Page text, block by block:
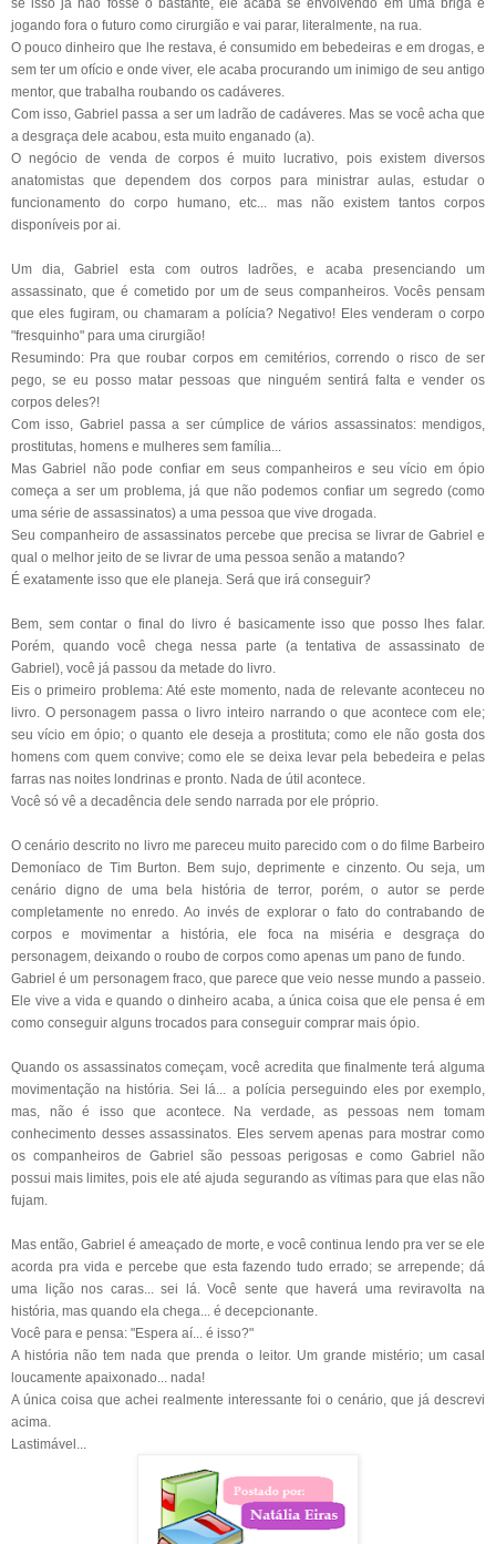
se isso já não fosse o bastante, ele acaba se envolvendo em uma briga e
jogando fora o futuro como cirurgião e vai parar, literalmente, na rua.
O pouco dinheiro que lhe restava, é consumido em bebedeiras e em drogas, e
sem ter um ofício e onde viver, ele acaba procurando um inimigo de seu antigo
mentor, que trabalha roubando os cadáveres.
Com isso, Gabriel passa a ser um ladrão de cadáveres. Mas se você acha que
a desgraça dele acabou, esta muito enganado (a).
O negócio de venda de corpos é muito lucrativo, pois existem diversos
anatomistas que dependem dos corpos para ministrar aulas, estudar o
funcionamento do corpo humano, etc... mas não existem tantos corpos
disponíveis por ai.
Um dia, Gabriel esta com outros ladrões, e acaba presenciando um
assassinato, que é cometido por um de seus companheiros. Vocês pensam
que eles fugiram, ou chamaram a polícia? Negativo! Eles venderam o corpo
"fresquinho" para uma cirurgião!
Resumindo: Pra que roubar corpos em cemitérios, correndo o risco de ser
pego, se eu posso matar pessoas que ninguém sentirá falta e vender os
corpos deles?!
Com isso, Gabriel passa a ser cúmplice de vários assassinatos: mendigos,
prostitutas, homens e mulheres sem família...
Mas Gabriel não pode confiar em seus companheiros e seu vício em ópio
começa a ser um problema, já que não podemos confiar um segredo (como
uma série de assassinatos) a uma pessoa que vive drogada.
Seu companheiro de assassinatos percebe que precisa se livrar de Gabriel e
qual o melhor jeito de se livrar de uma pessoa senão a matando?
É exatamente isso que ele planeja. Será que irá conseguir?
Bem, sem contar o final do livro é basicamente isso que posso lhes falar.
Porém, quando você chega nessa parte (a tentativa de assassinato de
Gabriel), você já passou da metade do livro.
Eis o primeiro problema: Até este momento, nada de relevante aconteceu no
livro. O personagem passa o livro inteiro narrando o que acontece com ele;
seu vício em ópio; o quanto ele deseja a prostituta; como ele não gosta dos
homens com quem convive; como ele se deixa levar pela bebedeira e pelas
farras nas noites londrinas e pronto. Nada de útil acontece.
Você só vê a decadência dele sendo narrada por ele próprio.
O cenário descrito no livro me pareceu muito parecido com o do filme Barbeiro
Demoníaco de Tim Burton. Bem sujo, deprimente e cinzento. Ou seja, um
cenário digno de uma bela história de terror, porém, o autor se perde
completamente no enredo. Ao invés de explorar o fato do contrabando de
corpos e movimentar a história, ele foca na miséria e desgraça do
personagem, deixando o roubo de corpos como apenas um pano de fundo.
Gabriel é um personagem fraco, que parece que veio nesse mundo a passeio.
Ele vive a vida e quando o dinheiro acaba, a única coisa que ele pensa é em
como conseguir alguns trocados para conseguir comprar mais ópio.
Quando os assassinatos começam, você acredita que finalmente terá alguma
movimentação na história. Sei lá... a polícia perseguindo eles por exemplo,
mas, não é isso que acontece. Na verdade, as pessoas nem tomam
conhecimento desses assassinatos. Eles servem apenas para mostrar como
os companheiros de Gabriel são pessoas perigosas e como Gabriel não
possui mais limites, pois ele até ajuda segurando as vítimas para que elas não
fujam.
Mas então, Gabriel é ameaçado de morte, e você continua lendo pra ver se ele
acorda pra vida e percebe que esta fazendo tudo errado; se arrepende; dá
uma lição nos caras... sei lá. Você sente que haverá uma reviravolta na
história, mas quando ela chega... é decepcionante.
Você para e pensa: "Espera aí... é isso?"
A história não tem nada que prenda o leitor. Um grande mistério; um casal
loucamente apaixonado... nada!
A única coisa que achei realmente interessante foi o cenário, que já descrevi
acima.
Lastimável...